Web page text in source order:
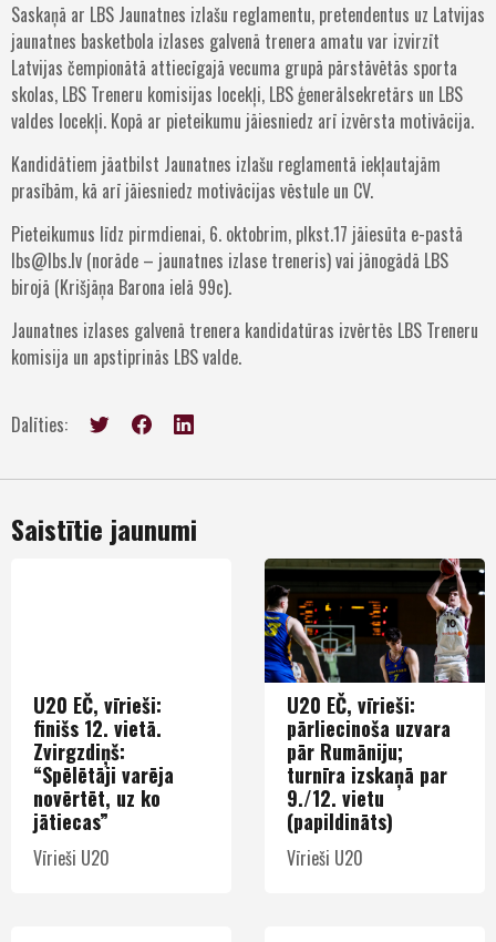
Saskaņā ar LBS Jaunatnes izlašu reglamentu, pretendentus uz Latvijas
jaunatnes basketbola izlases galvenā trenera amatu var izvirzīt
Latvijas čempionātā attiecīgajā vecuma grupā pārstāvētās sporta
skolas, LBS Treneru komisijas locekļi, LBS ģenerālsekretārs un LBS
valdes locekļi. Kopā ar pieteikumu jāiesniedz arī izvērsta motivācija.
Kandidātiem jāatbilst Jaunatnes izlašu reglamentā iekļautajām
prasībām, kā arī jāiesniedz motivācijas vēstule un CV.
Pieteikumus līdz pirmdienai, 6. oktobrim, plkst.17 jāiesūta e-pastā
lbs@lbs.lv (norāde – jaunatnes izlase treneris) vai jānogādā LBS
birojā (Krišjāņa Barona ielā 99c).
Jaunatnes izlases galvenā trenera kandidatūras izvērtēs LBS Treneru
komisija un apstiprinās LBS valde.
Dalīties:
Saistītie jaunumi
U20 EČ, vīrieši:
finišs 12. vietā.
Zvirgzdiņš:
“Spēlētāji varēja
novērtēt, uz ko
jātiecas”
Vīrieši U20
U20 EČ, vīrieši:
pārliecinoša uzvara
pār Rumāniju;
turnīra izskaņā par
9./12. vietu
(papildināts)
Vīrieši U20